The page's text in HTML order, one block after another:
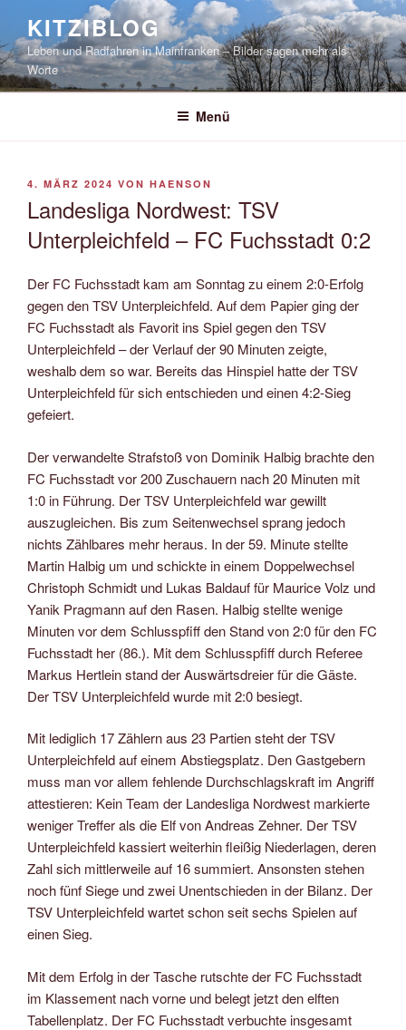
springen
KITZIBLOG
Leben und Radfahren in Mainfranken – Bilder sagen mehr als
Worte
Menü
VERÖFFENTLICHT
4. MÄRZ 2024 VON HAENSON
Landesliga Nordwest: TSV
Unterpleichfeld – FC Fuchsstadt 0:2
Der FC Fuchsstadt kam am Sonntag zu einem 2:0-Erfolg
gegen den TSV Unterpleichfeld. Auf dem Papier ging der
FC Fuchsstadt als Favorit ins Spiel gegen den TSV
Unterpleichfeld – der Verlauf der 90 Minuten zeigte,
weshalb dem so war. Bereits das Hinspiel hatte der TSV
Unterpleichfeld für sich entschieden und einen 4:2-Sieg
gefeiert.
Der verwandelte Strafstoß von Dominik Halbig brachte den
FC Fuchsstadt vor 200 Zuschauern nach 20 Minuten mit
1:0 in Führung. Der TSV Unterpleichfeld war gewillt
auszugleichen. Bis zum Seitenwechsel sprang jedoch
nichts Zählbares mehr heraus. In der 59. Minute stellte
Martin Halbig um und schickte in einem Doppelwechsel
Christoph Schmidt und Lukas Baldauf für Maurice Volz und
Yanik Pragmann auf den Rasen. Halbig stellte wenige
Minuten vor dem Schlusspfiff den Stand von 2:0 für den FC
Fuchsstadt her (86.). Mit dem Schlusspfiff durch Referee
Markus Hertlein stand der Auswärtsdreier für die Gäste.
Der TSV Unterpleichfeld wurde mit 2:0 besiegt.
Mit lediglich 17 Zählern aus 23 Partien steht der TSV
Unterpleichfeld auf einem Abstiegsplatz. Den Gastgebern
muss man vor allem fehlende Durchschlagskraft im Angriff
attestieren: Kein Team der Landesliga Nordwest markierte
weniger Treffer als die Elf von Andreas Zehner. Der TSV
Unterpleichfeld kassiert weiterhin fleißig Niederlagen, deren
Zahl sich mittlerweile auf 16 summiert. Ansonsten stehen
noch fünf Siege und zwei Unentschieden in der Bilanz. Der
TSV Unterpleichfeld wartet schon seit sechs Spielen auf
einen Sieg.
Mit dem Erfolg in der Tasche rutschte der FC Fuchsstadt
im Klassement nach vorne und belegt jetzt den elften
Tabellenplatz. Der FC Fuchsstadt verbuchte insgesamt